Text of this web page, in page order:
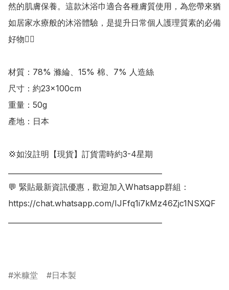
然的肌膚保養。這款沐浴巾適合各種膚質使用，為您帶來猶
如居家水療般的沐浴體驗，是提升日常個人護理質素的必備
好物👍🏻
材質：78% 滌綸、15% 棉、7% 人造絲
尺寸：約23×100cm
重量：50g
產地：日本
💢如沒註明【現貨】訂貨需時約3-4星期
💬 緊貼最新資訊優惠，歡迎加入Whatsapp群組：
https://chat.whatsapp.com/IJFfq1i7kMz46Zjc1NSXQF
米糠堂 日本製